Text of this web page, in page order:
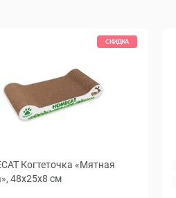
СКИДКА
Когтеточка «Мятная
48x25x8 см